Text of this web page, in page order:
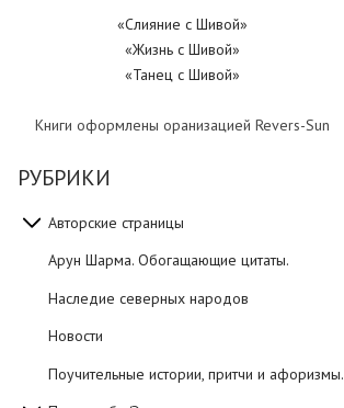
«Слияние с Шивой»
«Жизнь с Шивой»
«Танец с Шивой»
Книги оформлены оранизацией Revers-Sun
РУБРИКИ
Авторские страницы
Арун Шарма. Обогащающие цитаты.
Наследие северных народов
Новости
Поучительные истории, притчи и афоризмы.